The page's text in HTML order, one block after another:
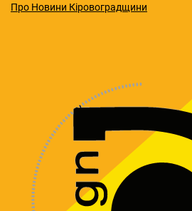
Про Новини Кіровоградщини